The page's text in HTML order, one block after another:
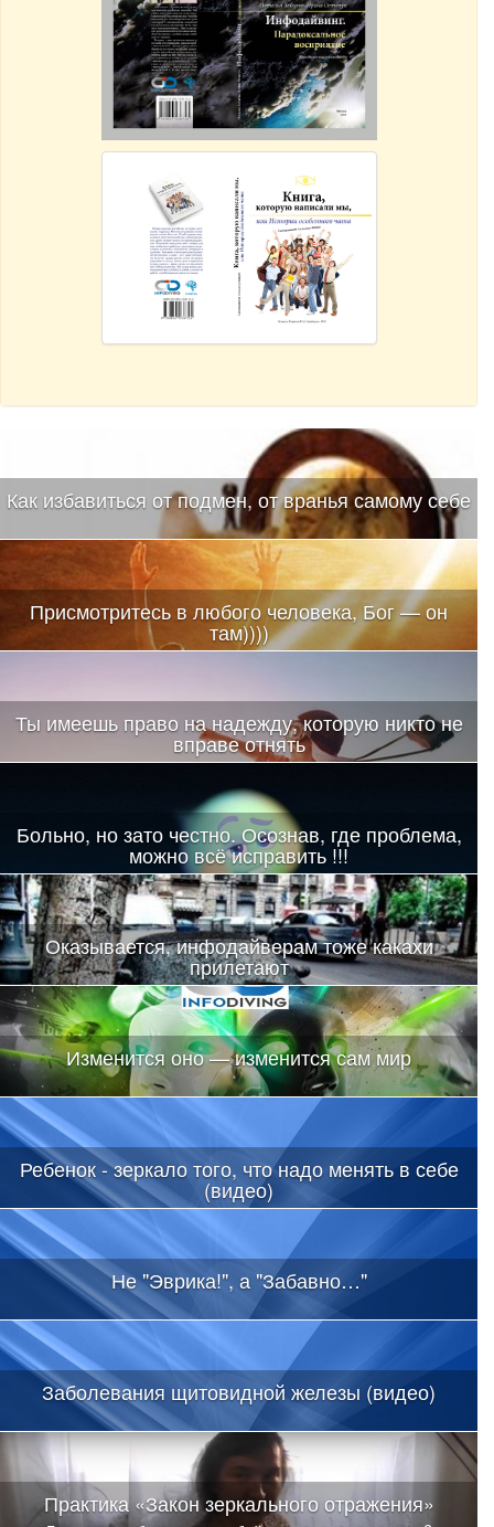
Как избавиться от подмен, от вранья самому себе
Присмотритесь в любого человека, Бог — он
там))))
Ты имеешь право на надежду, которую никто не
вправе отнять
Больно, но зато честно. Осознав, где проблема,
можно всё исправить !!!
Оказывается, инфодайверам тоже какахи
прилетают
Изменится оно — изменится сам мир
Ребенок - зеркало того, что надо менять в себе
(видео)
Не "Эврика!", а "Забавно…"
Заболевания щитовидной железы (видео)
Практика «Закон зеркального отражения»